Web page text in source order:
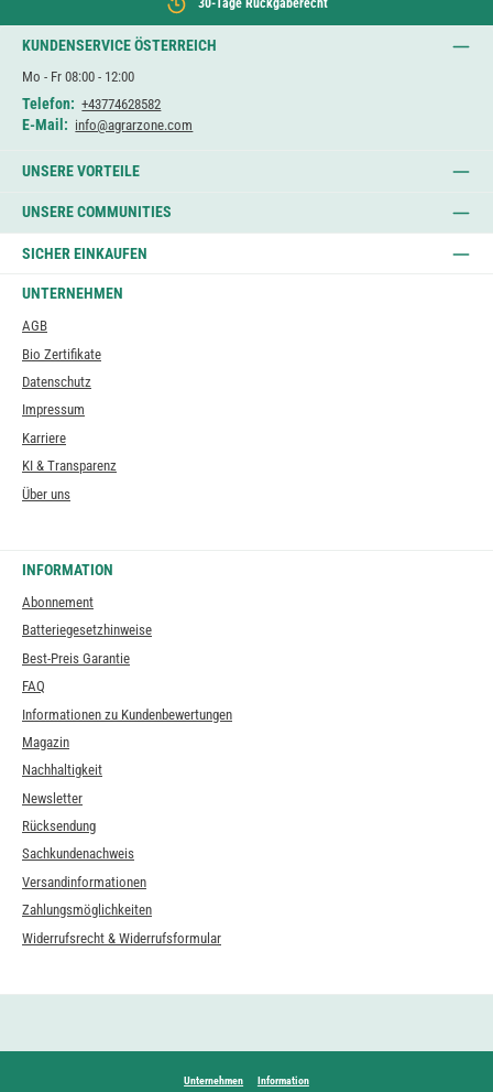
KUNDENSERVICE ÖSTERREICH
Mo - Fr 08:00 - 12:00
Telefon: +43774628582
E-Mail: info@agrarzone.com
UNSERE VORTEILE
UNSERE COMMUNITIES
SICHER EINKAUFEN
UNTERNEHMEN
AGB
Bio Zertifikate
Datenschutz
Impressum
Karriere
KI & Transparenz
Über uns
INFORMATION
Abonnement
Batteriegesetzhinweise
Best-Preis Garantie
FAQ
Informationen zu Kundenbewertungen
Magazin
Nachhaltigkeit
Newsletter
Rücksendung
Sachkundenachweis
Versandinformationen
Zahlungsmöglichkeiten
Widerrufsrecht & Widerrufsformular
Unternehmen Information